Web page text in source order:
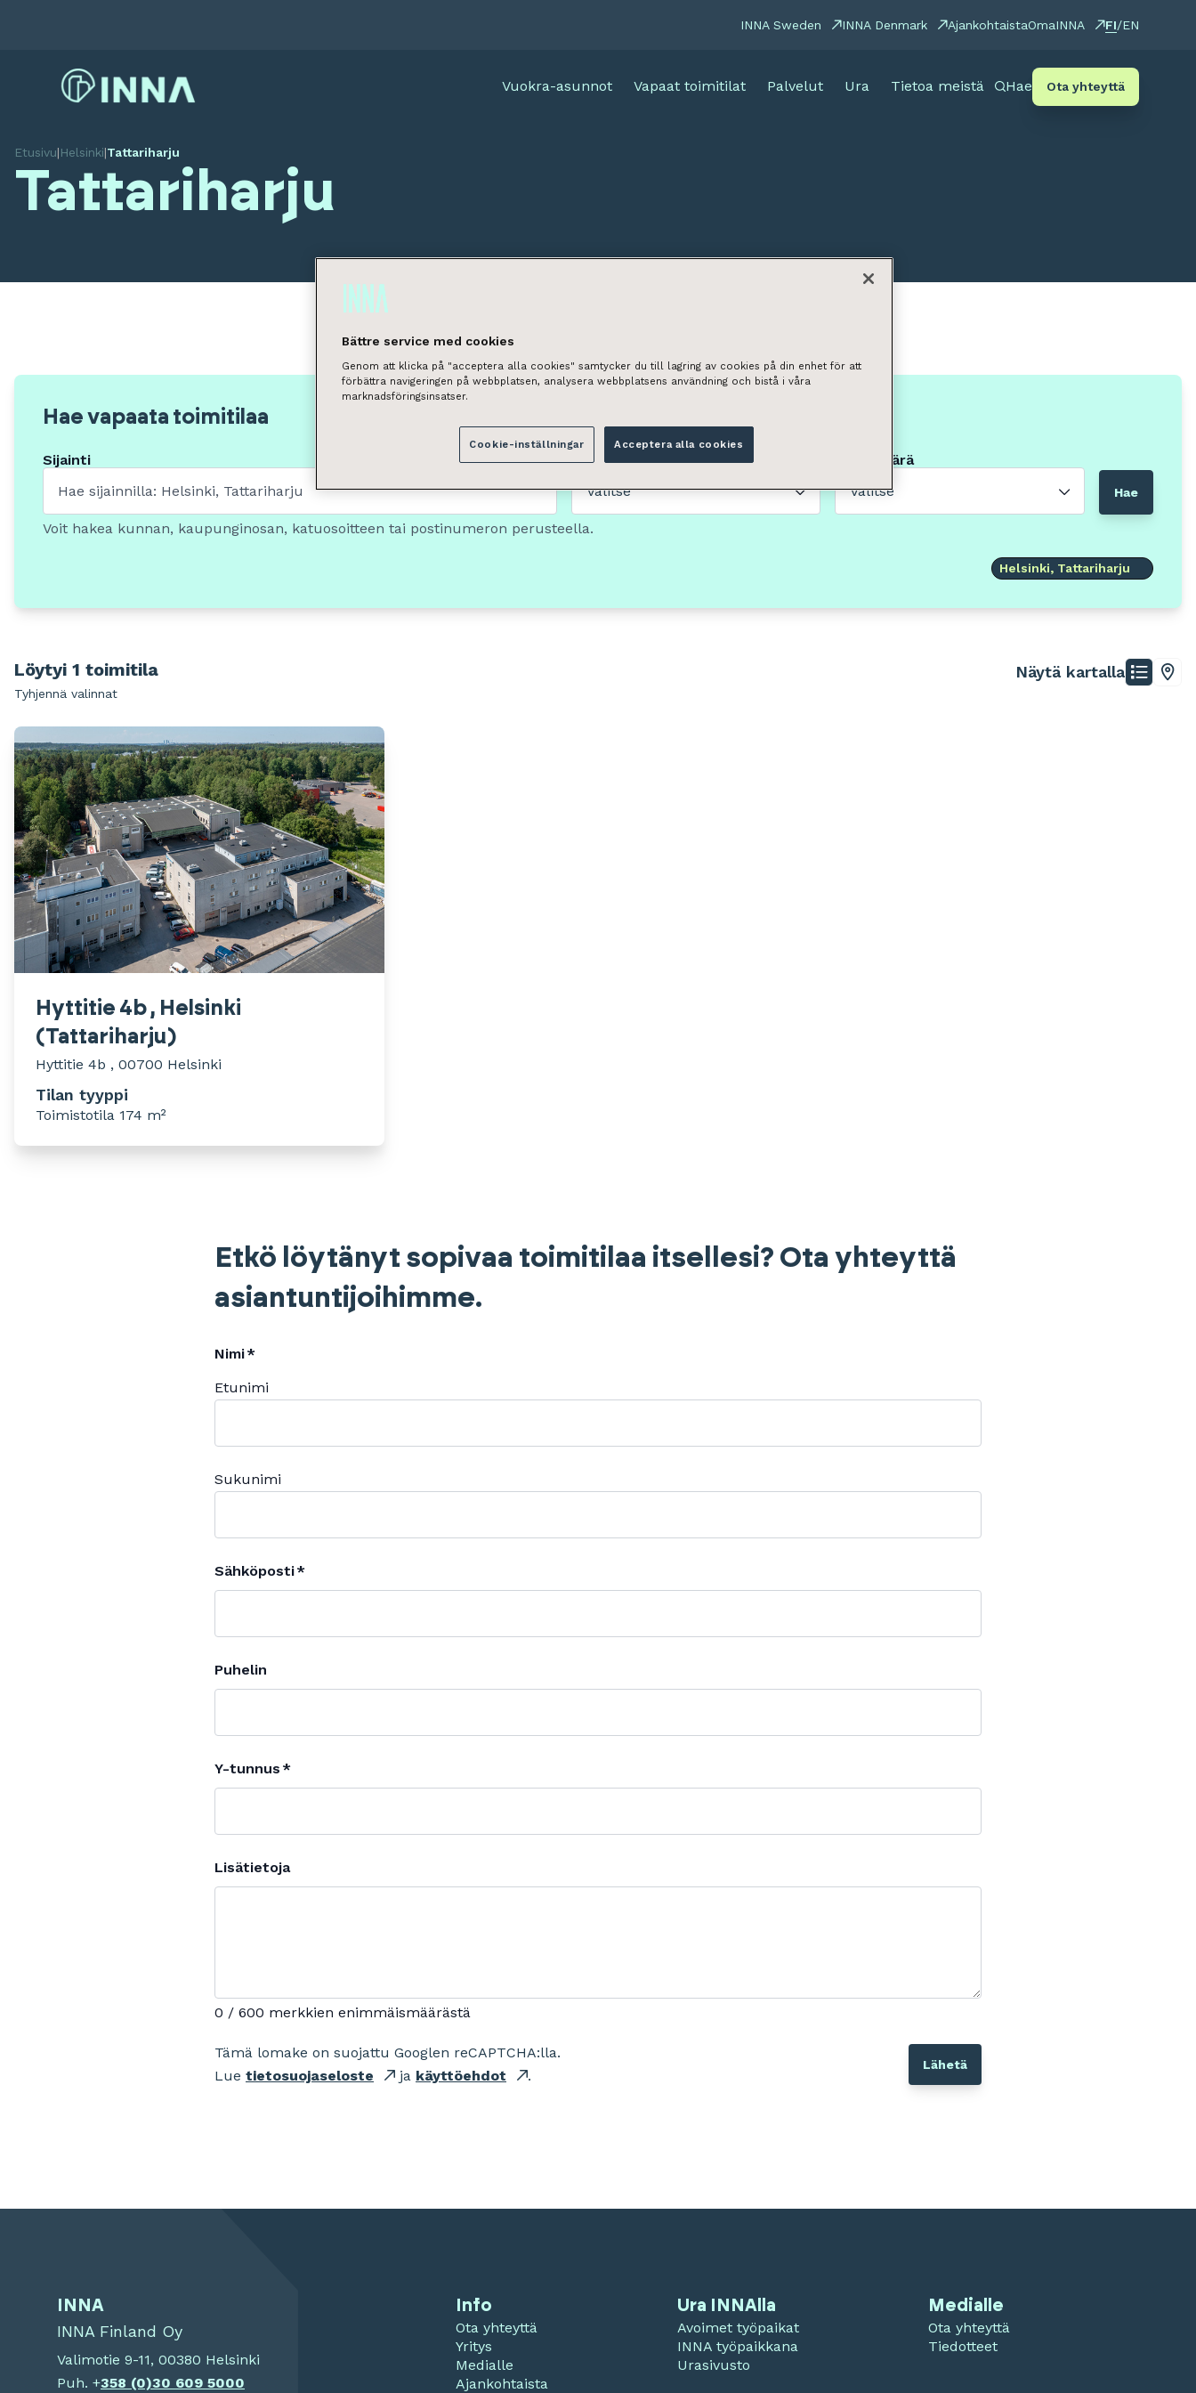
INNA Sweden INNA Denmark AjankohtaistaOmaINNA FI/EN
Vuokra-asunnot Vapaat toimitilat Palvelut Ura Tietoa meistä Hae Ota yhteyttä
Etusivu|Helsinki|Tattariharju
Tattariharju
Hae vapaata toimitilaa
Sijainti
Tilan tyyppi
Valitse
Neliömäärä
Valitse
Hae
Voit hakea kunnan, kaupunginosan, katuosoitteen tai postinumeron perusteella.
Helsinki, Tattariharju
Löytyi 1 toimitila
Tyhjennä valinnat
Näytä kartalla
Hyttitie 4b , Helsinki
(Tattariharju)
Hyttitie 4b , 00700 Helsinki
Tilan tyyppi
Toimistotila 174 m²
Etkö löytänyt sopivaa toimitilaa itsellesi? Ota yhteyttä
asiantuntijoihimme.
Nimi
Etunimi
Sukunimi
Sähköposti
Puhelin
Y-tunnus
Lisätietoja
0 / 600 merkkien enimmäismäärästä
Tämä lomake on suojattu Googlen reCAPTCHA:lla.
Lue tietosuojaseloste ja käyttöehdot .
INNA
INNA Finland Oy
Valimotie 9-11, 00380 Helsinki
Puh. +358 (0)30 609 5000
Info
Ota yhteyttä
Yritys
Medialle
Ajankohtaista
Ura INNAlla
Avoimet työpaikat
INNA työpaikkana
Urasivusto
Medialle
Ota yhteyttä
Tiedotteet
Bättre service med cookies
Genom att klicka på "acceptera alla cookies" samtycker du till lagring av cookies på din enhet för att
förbättra navigeringen på webbplatsen, analysera webbplatsens användning och bistå i våra
marknadsföringsinsatser.
Cookie-inställningar Acceptera alla cookies